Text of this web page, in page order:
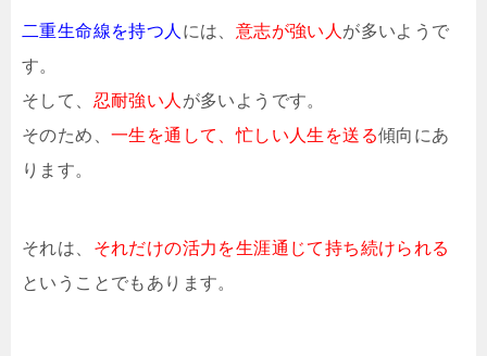
二重生命線を持つ人 には、 意志が強い人 が多いようで
す。
そして、 忍耐強い人 が多いようです。
そのため、 一生を通して、忙しい人生を送る傾向にあ
ります。
それは、 それだけの活力を生涯通じて持ち続けられる
ということでもあります。